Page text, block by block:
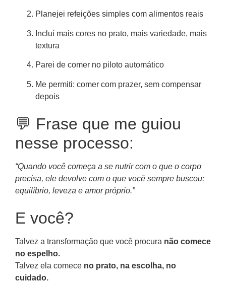
Planejei refeições simples com alimentos reais
Incluí mais cores no prato, mais variedade, mais
textura
Parei de comer no piloto automático
Me permiti: comer com prazer, sem compensar
depois
💬 Frase que me guiou
nesse processo:
“Quando você começa a se nutrir com o que o corpo
precisa, ele devolve com o que você sempre buscou:
equilíbrio, leveza e amor próprio.”
E você?
Talvez a transformação que você procura não comece
no espelho.
Talvez ela comece no prato, na escolha, no
cuidado.